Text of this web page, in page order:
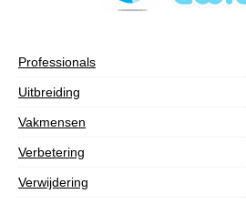
Professionals
Uitbreiding
Vakmensen
Verbetering
Verwijdering